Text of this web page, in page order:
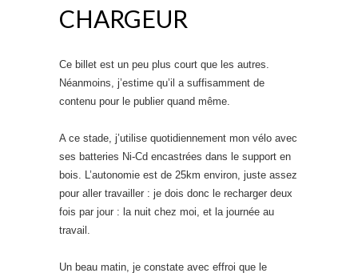
CHARGEUR
Ce billet est un peu plus court que les autres.
Néanmoins, j’estime qu’il a suffisamment de
contenu pour le publier quand même.
A ce stade, j’utilise quotidiennement mon vélo avec
ses batteries Ni-Cd encastrées dans le support en
bois. L’autonomie est de 25km environ, juste assez
pour aller travailler : je dois donc le recharger deux
fois par jour : la nuit chez moi, et la journée au
travail.
Un beau matin, je constate avec effroi que le